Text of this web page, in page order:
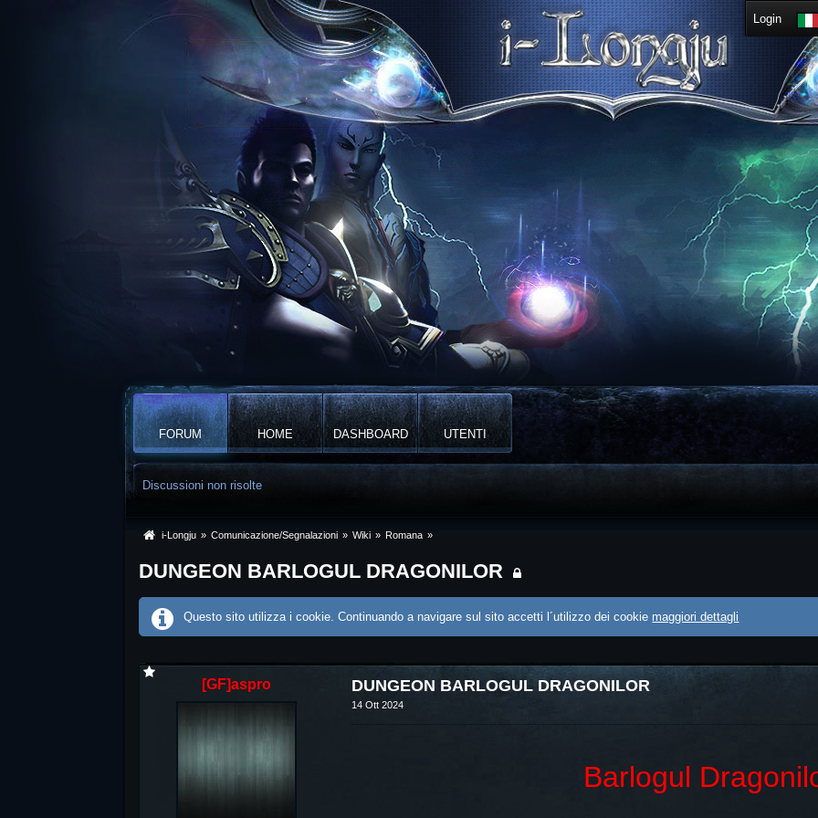
Login
FORUM HOME DASHBOARD UTENTI
Discussioni non risolte
i-Longju » Comunicazione/Segnalazioni » Wiki » Romana »
DUNGEON BARLOGUL DRAGONILOR
Questo sito utilizza i cookie. Continuando a navigare sul sito accetti l´utilizzo dei cookie maggiori dettagli
[GF]aspro DUNGEON BARLOGUL DRAGONILOR
14 Ott 2024
Barlogul